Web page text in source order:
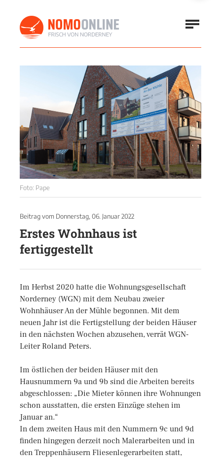
Foto: Pape
Beitrag vom Donnerstag, 06. Januar 2022
Erstes Wohnhaus ist
fertiggestellt
Im Herbst 2020 hatte die Wohnungsgesellschaft
Norderney (WGN) mit dem Neubau zweier
Wohnhäuser An der Mühle begonnen. Mit dem
neuen Jahr ist die Fertigstellung der beiden Häuser
in den nächsten Wochen abzusehen, verrät WGN-
Leiter Roland Peters.
Im östlichen der beiden Häuser mit den
Hausnummern 9a und 9b sind die Arbeiten bereits
abgeschlossen: „Die Mieter können ihre Wohnungen
schon ausstatten, die ersten Einzüge stehen im
Januar an.“
In dem zweiten Haus mit den Nummern 9c und 9d
finden hingegen derzeit noch Malerarbeiten und in
den Treppenhäusern Fliesenlegerarbeiten statt,